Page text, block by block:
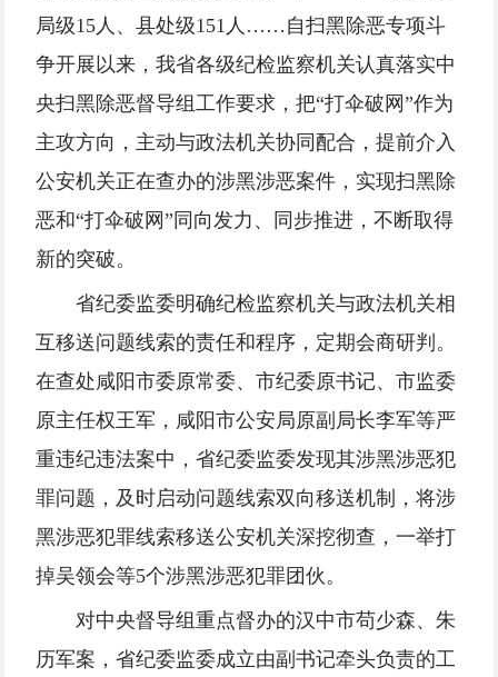
局级15人、县处级151人……自扫黑除恶专项斗
争开展以来，我省各级纪检监察机关认真落实中
央扫黑除恶督导组工作要求，把“打伞破网”作为
主攻方向，主动与政法机关协同配合，提前介入
公安机关正在查办的涉黑涉恶案件，实现扫黑除
恶和“打伞破网”同向发力、同步推进，不断取得
新的突破。
省纪委监委明确纪检监察机关与政法机关相
互移送问题线索的责任和程序，定期会商研判。
在查处咸阳市委原常委、市纪委原书记、市监委
原主任权王军，咸阳市公安局原副局长李军等严
重违纪违法案中，省纪委监委发现其涉黑涉恶犯
罪问题，及时启动问题线索双向移送机制，将涉
黑涉恶犯罪线索移送公安机关深挖彻查，一举打
掉吴领会等5个涉黑涉恶犯罪团伙。
对中央督导组重点督办的汉中市苟少森、朱
历军案，省纪委监委成立由副书记牵头负责的工